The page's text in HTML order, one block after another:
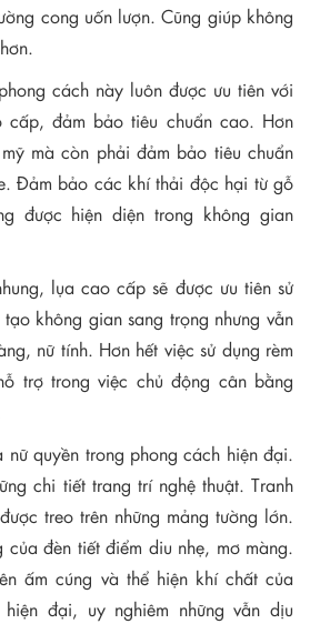
cong uốn lượn. Cũng giúp không
cách này luôn được ưu tiên với
đảm bảo tiêu chuẩn cao. Hơn
mà còn phải đảm bảo tiêu chuẩn
Đảm bảo các khí thải độc hại từ gỗ
được hiện diện trong không gian
lụa cao cấp sẽ được ưu tiên sử
không gian sang trọng nhưng vẫn
nữ tính. Hơn hết việc sử dụng rèm
trợ trong việc chủ động cân bằng
quyền trong phong cách hiện đại.
chi tiết trang trí nghệ thuật. Tranh
treo trên những mảng tường lớn.
của đèn tiết điểm diu nhẹ, mơ màng.
ấm cúng và thể hiện khí chất của
đại, uy nghiêm những vẫn dịu